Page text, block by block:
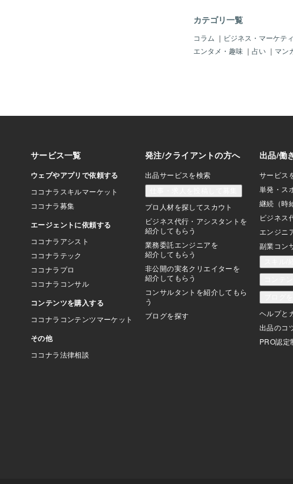
カテゴリ一覧
コラム ｜ ビジネス・マーケテ
エンタメ・趣味 ｜ 占い ｜ マン